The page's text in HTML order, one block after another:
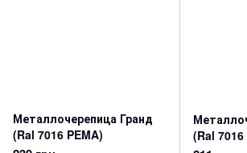
Металлочерепица Гранд
(Ral 7016 PEMA)
(Ral